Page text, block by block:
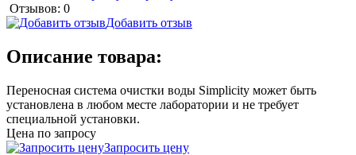
Отзывов: 0
Добавить отзыв
Описание товара:
Переносная система очистки воды Simplicity может быть
установлена в любом месте лаборатории и не требует
специальной установки.
Цена по запросу
Запросить цену